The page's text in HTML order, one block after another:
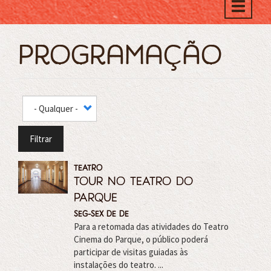
Toggle
Programação
Filtrar
TEATRO
TOUR NO TEATRO DO
PARQUE
seg-sex de de
Para a retomada das atividades do Teatro
Cinema do Parque, o público poderá
participar de visitas guiadas às
instalações do teatro. ...